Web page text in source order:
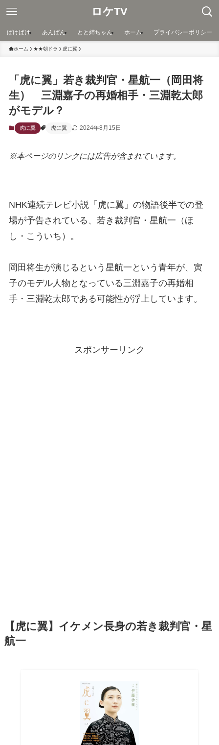
ロケTV
ばけばけ あんぱん とと姉ちゃん ホーム プライバシーポリシー
ホーム ★★朝ドラ 虎に翼
「虎に翼」若き裁判官・星航一（岡田将
生） 三淵嘉子の再婚相手・三淵乾太郎
がモデル？
虎に翼 虎に翼 2024年8月15日
※本ページのリンクには広告が含まれています。
NHK連続テレビ小説「虎に翼」の物語後半での登
場が予告されている、若き裁判官・星航一（ほ
し・こういち）。
岡田将生が演じるという星航一という青年が、寅
子のモデル人物となっている三淵嘉子の再婚相
手・三淵乾太郎である可能性が浮上しています。
スポンサーリンク
【虎に翼】イケメン長身の若き裁判官・星
航一